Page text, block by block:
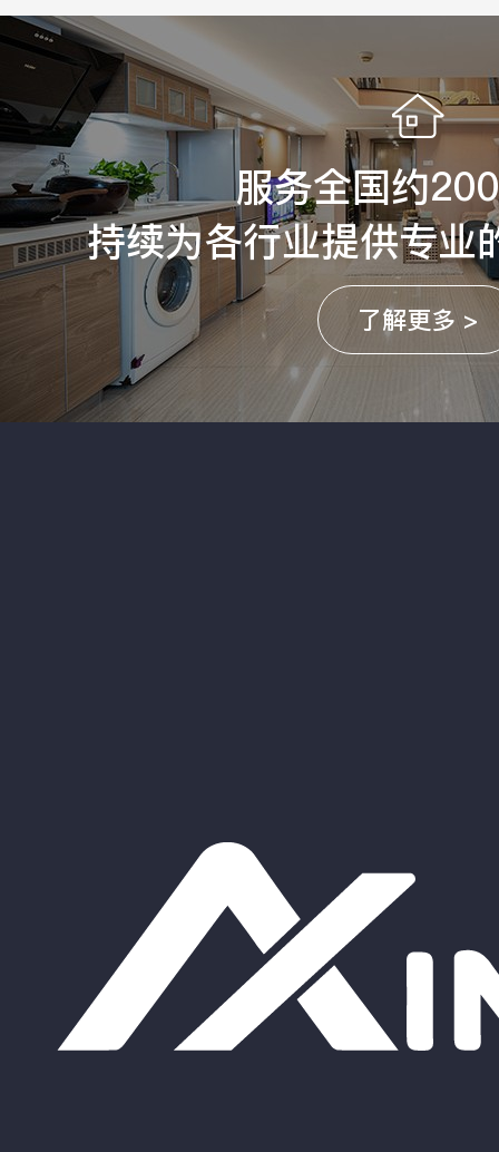
服务全国约
持续为各行业提供专业
了解更多 >